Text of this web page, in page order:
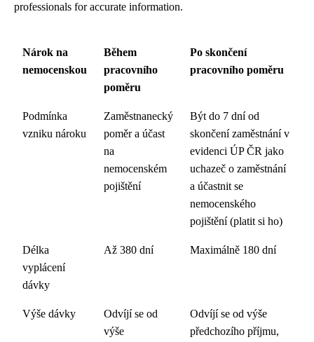
professionals for accurate information.
Nárok na
nemocenskou
Během
pracovního
poměru
Po skončení
pracovního poměru
Podmínka
vzniku nároku
Zaměstnanecký
poměr a účast
na
nemocenském
pojištění
Být do 7 dní od
skončení zaměstnání v
evidenci ÚP ČR jako
uchazeč o zaměstnání
a účastnit se
nemocenského
pojištění (platit si ho)
Délka
vyplácení
dávky
Až 380 dní Maximálně 180 dní
Výše dávky
Odvíjí se od
výše
Odvíjí se od výše
předchozího příjmu,